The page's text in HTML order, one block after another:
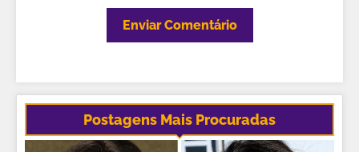
Postagens Mais Procuradas